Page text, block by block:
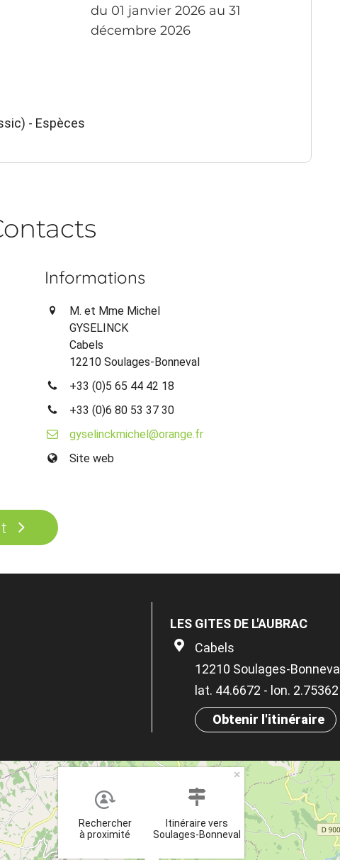
du 01 janvier 2026 au 31
décembre 2026
- Espèces
Informations
M. et Mme Michel
GYSELINCK
Cabels
12210 Soulages-Bonneval
+33 (0)5 65 44 42 18
+33 (0)6 80 53 37 30
gyselinckmichel@orange.fr
Site web
LES GITES DE L'AUBRAC
Cabels
12210 Soulages-Bonneval
lat. 44.6672 - lon. 2.75362
Obtenir l'itinéraire
Rechercher
à proximité
Itinéraire vers
Soulages-Bonneval
×